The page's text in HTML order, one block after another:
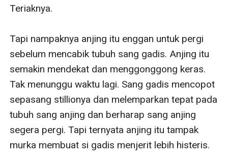
Teriaknya.
Tapi nampaknya anjing itu enggan untuk pergi
sebelum mencabik tubuh sang gadis. Anjing itu
semakin mendekat dan menggonggong keras.
Tak menunggu waktu lagi. Sang gadis mencopot
sepasang stillionya dan melemparkan tepat pada
tubuh sang anjing dan berharap sang anjing
segera pergi. Tapi ternyata anjing itu tampak
murka membuat si gadis menjerit lebih histeris.